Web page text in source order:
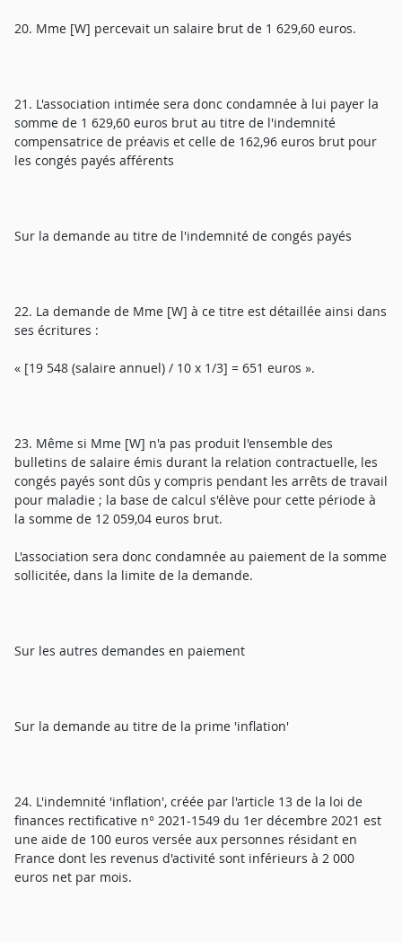
20. Mme [W] percevait un salaire brut de 1 629,60 euros.
21. L'association intimée sera donc condamnée à lui payer la
somme de 1 629,60 euros brut au titre de l'indemnité
compensatrice de préavis et celle de 162,96 euros brut pour
les congés payés afférents
Sur la demande au titre de l'indemnité de congés payés
22. La demande de Mme [W] à ce titre est détaillée ainsi dans
ses écritures :
« [19 548 (salaire annuel) / 10 x 1/3] = 651 euros ».
23. Même si Mme [W] n'a pas produit l'ensemble des
bulletins de salaire émis durant la relation contractuelle, les
congés payés sont dûs y compris pendant les arrêts de travail
pour maladie ; la base de calcul s'élève pour cette période à
la somme de 12 059,04 euros brut.
L'association sera donc condamnée au paiement de la somme
sollicitée, dans la limite de la demande.
Sur les autres demandes en paiement
Sur la demande au titre de la prime 'inflation'
24. L'indemnité 'inflation', créée par l'article 13 de la loi de
finances rectificative n° 2021-1549 du 1er décembre 2021 est
une aide de 100 euros versée aux personnes résidant en
France dont les revenus d'activité sont inférieurs à 2 000
euros net par mois.